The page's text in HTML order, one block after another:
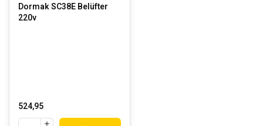
Dormak SC38E Belüfter
220v
524,95